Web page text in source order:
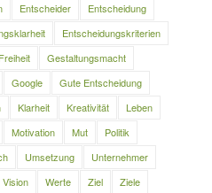
Entscheider
Entscheidung
Entscheidungskriterien
Freiheit
Gestaltungsmacht
Google
Gute Entscheidung
Klarheit Kreativität
Leben
Motivation Mut
Politik
Umsetzung
Unternehmer
Vision Werte Ziel Ziele